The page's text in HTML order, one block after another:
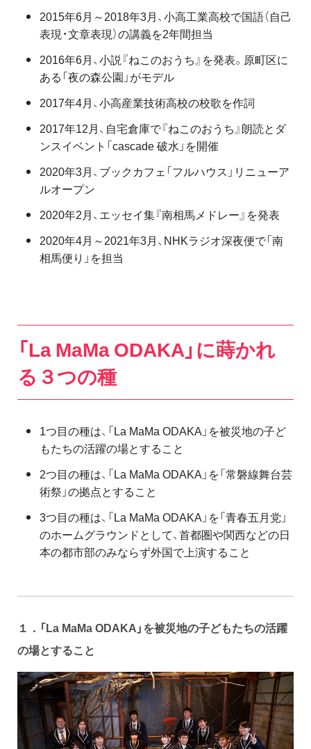
2015年6月～2018年3月、小高工業高校で国語（自己
表現・文章表現）の講義を2年間担当
2016年6月、小説『ねこのおうち』を発表。原町区に
ある「夜の森公園」がモデル
2017年4月、小高産業技術高校の校歌を作詞
2017年12月、自宅倉庫で『ねこのおうち』朗読とダ
ンスイベント「cascade 破水」を開催
2020年3月、ブックカフェ「フルハウス」リニューア
ルオープン
2020年2月、エッセイ集『南相馬メドレー』を発表
2020年4月～2021年3月、NHKラジオ深夜便で「南
相馬便り」を担当
「La MaMa ODAKA」に蒔かれ
る３つの種
1つ目の種は、「La MaMa ODAKA」を被災地の子ど
もたちの活躍の場とすること
2つ目の種は、「La MaMa ODAKA」を「常磐線舞台芸
術祭」の拠点とすること
3つ目の種は、「La MaMa ODAKA」を「青春五月党」
のホームグラウンドとして、首都圏や関西などの日
本の都市部のみならず外国で上演すること
１． 「La MaMa ODAKA」を被災地の子どもたちの活躍
の場とすること